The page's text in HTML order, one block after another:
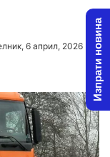
6 април, 2026 Изпрати новина